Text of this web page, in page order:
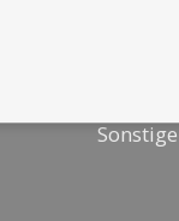
Sonstige